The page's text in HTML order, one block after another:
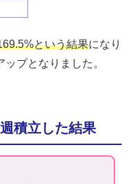
という結果になり
プとなりました。
積立した結果